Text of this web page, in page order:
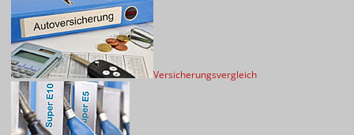
Versicherungsvergleich